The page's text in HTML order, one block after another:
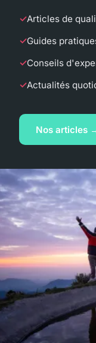
Articles de
Guides
Conseils
Actualités
Nos articles